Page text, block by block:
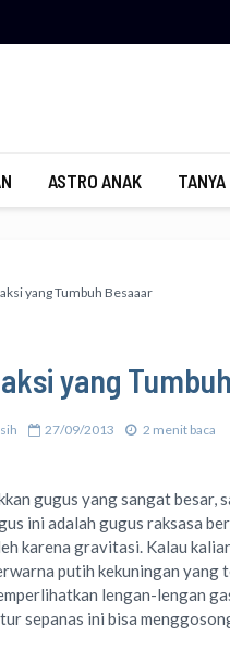
ASTRO ANAK TANYA
yang Tumbuh Besaaar
yang
27/09/2013 2 menit baca
gugus yang sangat besar,
ini adalah gugus raksasa
karena gravitasi. Kalau
putih kekuningan yang
lengan-lengan
sepanas ini bisa